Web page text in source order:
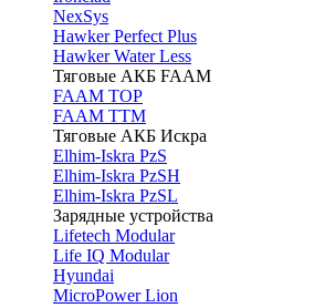
NexSys
Hawker Perfect Plus
Hawker Water Less
Тяговые АКБ FAAM
FAAM TOP
FAAM TTM
Тяговые АКБ Искра
Elhim-Iskra PzS
Elhim-Iskra PzSH
Elhim-Iskra PzSL
Зарядные устройства
Lifetech Modular
Life IQ Modular
Hyundai
MicroPower Lion